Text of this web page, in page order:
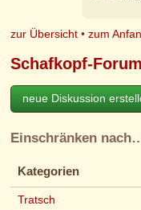
zur Übersicht •zum
Schafkopf-Forum
neue Diskussion
Einschränken
Kategorien
Tratsch